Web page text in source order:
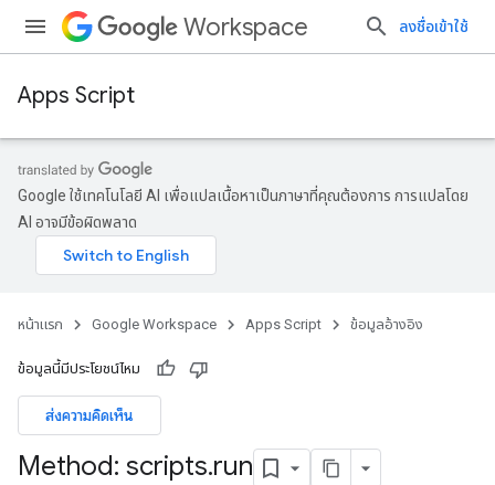
Workspace ลงชื่อเข้าใช้
Apps Script
Google ใช้เทคโนโลยี AI เพื่อแปลเนื้อหาเป็นภาษาที่คุณต้องการ การแปลโดย
AI อาจมีข้อผิดพลาด
หน้าแรก Google Workspace Apps Script ข้อมูลอ้างอิง
ข้อมูลนี้มีประโยชน์ไหม
ส่งความคิดเห็น
Method: scripts.run